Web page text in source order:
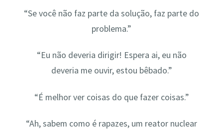
“Se você não faz parte da solução, faz parte do
problema.”
“Eu não deveria dirigir! Espera ai, eu não
deveria me ouvir, estou bêbado.”
“É melhor ver coisas do que fazer coisas.”
“Ah, sabem como é rapazes, um reator nuclear